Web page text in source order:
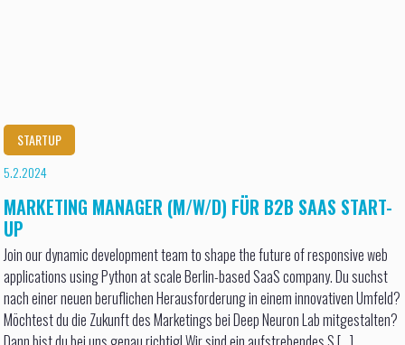
STARTUP
5.2.2024
MARKETING MANAGER (M/W/D) FÜR B2B SAAS START-
UP
Join our dynamic development team to shape the future of responsive web
applications using Python at scale Berlin-based SaaS company. Du suchst
nach einer neuen beruflichen Herausforderung in einem innovativen Umfeld?
Möchtest du die Zukunft des Marketings bei Deep Neuron Lab mitgestalten?